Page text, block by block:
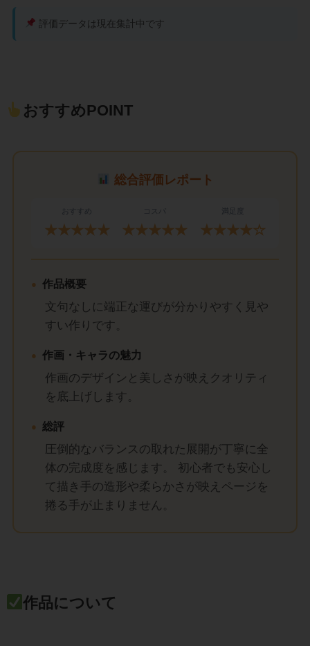
評価データは現在集計中です
おすすめPOINT
総合評価レポート
おすすめ
★★★★★
コスパ
★★★★★
満足度
★★★★☆
作品概要
文句なしに端正な運びが分かりやすく見や
すい作りです。
作画・キャラの魅力
作画のデザインと美しさが映えクオリティ
を底上げします。
総評
圧倒的なバランスの取れた展開が丁寧に全
体の完成度を感じます。 初心者でも安心し
て描き手の造形や柔らかさが映えページを
捲る手が止まりません。
作品について